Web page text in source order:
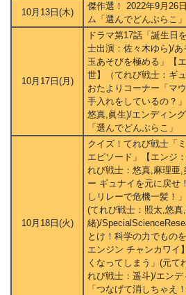
10月13日(木)
傑作選！ 2022年9月26
ム「選んでどんぶらこ」
10月17日(月)
ドラマ第17話「誕生日
士出演：佐々木ゆら)/
玉あそびを極める」【
世】（てれび戦士：ギ
おたよりコーナー「マ
手入れをしているの？
悠真,眞生)/エンディン
「選んでどんぶらこ」
10月18日(火)
クイズ！てれび戦士「
エピソード」【エンジ
れび戦士：悠真,麻理亜
ー ギュナイを元に戻せ
しリレーで危機一髪！
(てれび戦士：照太,悠真
緒)/
とけ！科学の力でもの
エンジン チャンカワイ
くなってしまう」(元て
れび戦士：遥斗)/エン
「つなげて消しちゃえ